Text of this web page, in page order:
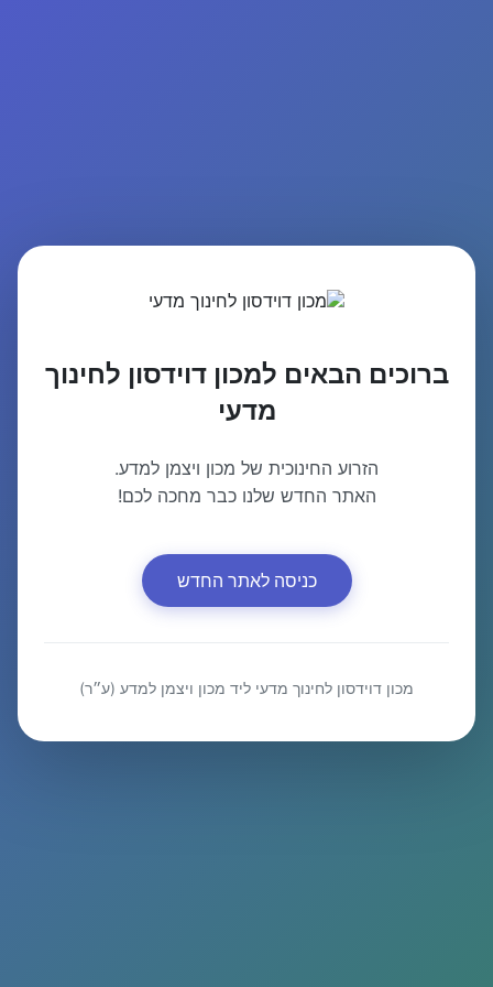
ברוכים הבאים למכון דוידסון לחינוך
מדעי
הזרוע החינוכית של מכון ויצמן למדע.
האתר החדש שלנו כבר מחכה לכם!
כניסה לאתר החדש
מכון דוידסון לחינוך מדעי ליד מכון ויצמן למדע (ע״ר)